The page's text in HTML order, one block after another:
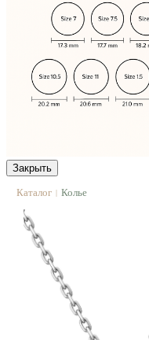
Закрыть
Каталог | Колье